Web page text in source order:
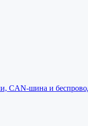
CAN-шина и